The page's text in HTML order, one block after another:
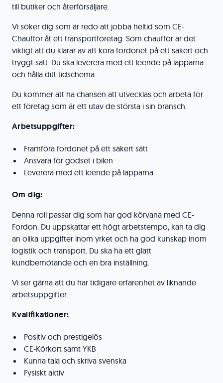
till butiker och återförsäljare.
Vi söker dig som är redo att jobba heltid som CE-
Chaufför åt ett transportföretag. Som chaufför är det
viktigt att du klarar av att köra fordonet på ett säkert och
tryggt sätt. Du ska leverera med ett leende på läpparna
och hålla ditt tidschema.
Du kommer att ha chansen att utvecklas och arbeta för
ett företag som är ett utav de största i sin bransch.
Arbetsuppgifter:
Framföra fordonet på ett säkert sätt
Ansvara för godset i bilen
Leverera med ett leende på läpparna
Om dig:
Denna roll passar dig som har god körvana med CE-
Fordon. Du uppskattar ett högt arbetstempo, kan ta dig
an olika uppgifter inom yrket och ha god kunskap inom
logistik och transport. Du ska ha ett glatt
kundbemötande och en bra inställning.
Vi ser gärna att du har tidigare erfarenhet av liknande
arbetsuppgifter.
Kvalifikationer:
Positiv och prestigelös
CE-Körkort samt YKB
Kunna tala och skriva svenska
Fysiskt aktiv